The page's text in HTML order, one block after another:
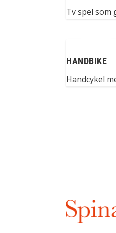
Tv spel som
HANDBIKE
Handcykel